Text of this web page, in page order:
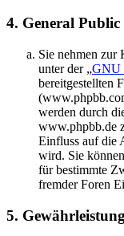
4. General Public
Sie nehmen zur
unter der „GNU
bereitgestellten
werden durch
www.phpbb.de
Einfluss auf die
wird. Sie
für bestimmte
fremder Foren
5. Gewährleistung